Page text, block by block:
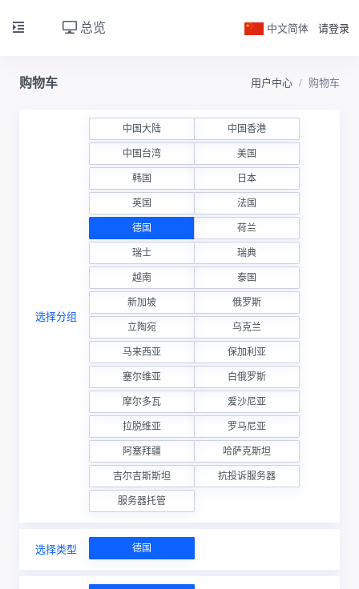
总览 中文简体 请登录
购物车 用户中心 购物车
选择分组
中国大陆 中国香港
中国台湾 美国
韩国 日本
英国 法国
德国 荷兰
瑞士 瑞典
越南 泰国
新加坡 俄罗斯
立陶宛 乌克兰
马来西亚 保加利亚
塞尔维亚 白俄罗斯
摩尔多瓦 爱沙尼亚
拉脱维亚 罗马尼亚
阿塞拜疆 哈萨克斯坦
吉尔吉斯斯坦 抗投诉服务器
服务器托管
选择类型 德国